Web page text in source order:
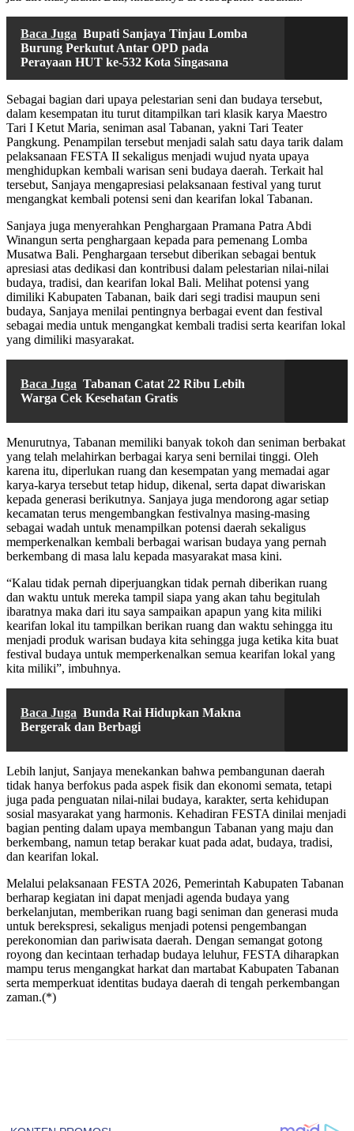
Baca Juga Bupati Sanjaya Tinjau Lomba
Burung Perkutut Antar OPD pada
Perayaan HUT ke-532 Kota Singasana
Sebagai bagian dari upaya pelestarian seni dan budaya tersebut,
dalam kesempatan itu turut ditampilkan tari klasik karya Maestro
Tari I Ketut Maria, seniman asal Tabanan, yakni Tari Teater
Pangkung. Penampilan tersebut menjadi salah satu daya tarik dalam
pelaksanaan FESTA II sekaligus menjadi wujud nyata upaya
menghidupkan kembali warisan seni budaya daerah. Terkait hal
tersebut, Sanjaya mengapresiasi pelaksanaan festival yang turut
mengangkat kembali potensi seni dan kearifan lokal Tabanan.
Sanjaya juga menyerahkan Penghargaan Pramana Patra Abdi
Winangun serta penghargaan kepada para pemenang Lomba
Musatwa Bali. Penghargaan tersebut diberikan sebagai bentuk
apresiasi atas dedikasi dan kontribusi dalam pelestarian nilai-nilai
budaya, tradisi, dan kearifan lokal Bali. Melihat potensi yang
dimiliki Kabupaten Tabanan, baik dari segi tradisi maupun seni
budaya, Sanjaya menilai pentingnya berbagai event dan festival
sebagai media untuk mengangkat kembali tradisi serta kearifan lokal
yang dimiliki masyarakat.
Baca Juga Tabanan Catat 22 Ribu Lebih
Warga Cek Kesehatan Gratis
Menurutnya, Tabanan memiliki banyak tokoh dan seniman berbakat
yang telah melahirkan berbagai karya seni bernilai tinggi. Oleh
karena itu, diperlukan ruang dan kesempatan yang memadai agar
karya-karya tersebut tetap hidup, dikenal, serta dapat diwariskan
kepada generasi berikutnya. Sanjaya juga mendorong agar setiap
kecamatan terus mengembangkan festivalnya masing-masing
sebagai wadah untuk menampilkan potensi daerah sekaligus
memperkenalkan kembali berbagai warisan budaya yang pernah
berkembang di masa lalu kepada masyarakat masa kini.
“Kalau tidak pernah diperjuangkan tidak pernah diberikan ruang
dan waktu untuk mereka tampil siapa yang akan tahu begitulah
ibaratnya maka dari itu saya sampaikan apapun yang kita miliki
kearifan lokal itu tampilkan berikan ruang dan waktu sehingga itu
menjadi produk warisan budaya kita sehingga juga ketika kita buat
festival budaya untuk memperkenalkan semua kearifan lokal yang
kita miliki”, imbuhnya.
Baca Juga Bunda Rai Hidupkan Makna
Bergerak dan Berbagi
Lebih lanjut, Sanjaya menekankan bahwa pembangunan daerah
tidak hanya berfokus pada aspek fisik dan ekonomi semata, tetapi
juga pada penguatan nilai-nilai budaya, karakter, serta kehidupan
sosial masyarakat yang harmonis. Kehadiran FESTA dinilai menjadi
bagian penting dalam upaya membangun Tabanan yang maju dan
berkembang, namun tetap berakar kuat pada adat, budaya, tradisi,
dan kearifan lokal.
Melalui pelaksanaan FESTA 2026, Pemerintah Kabupaten Tabanan
berharap kegiatan ini dapat menjadi agenda budaya yang
berkelanjutan, memberikan ruang bagi seniman dan generasi muda
untuk berekspresi, sekaligus menjadi potensi pengembangan
perekonomian dan pariwisata daerah. Dengan semangat gotong
royong dan kecintaan terhadap budaya leluhur, FESTA diharapkan
mampu terus mengangkat harkat dan martabat Kabupaten Tabanan
serta memperkuat identitas budaya daerah di tengah perkembangan
zaman.(*)